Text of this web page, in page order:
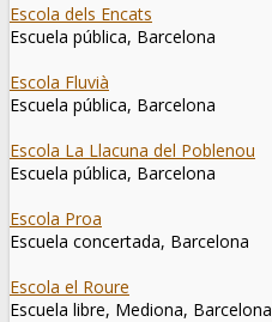
Escola dels Encats
Escuela pública, Barcelona
Escola Fluvià
Escuela pública, Barcelona
Escola La Llacuna del Poblenou
Escuela pública, Barcelona
Escola Proa
Escuela concertada, Barcelona
Escola el Roure
Escuela libre, Mediona, Barcelona